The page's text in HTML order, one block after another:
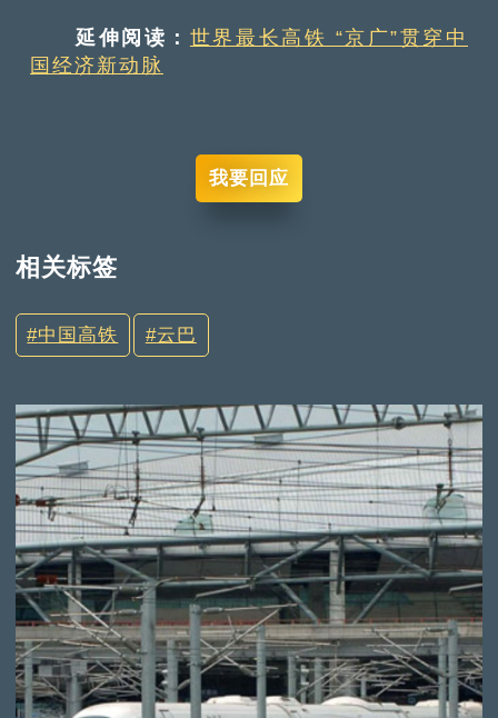
延伸阅读： 世界最长高铁 “京广”贯穿中
国经济新动脉
我要回应
相关标签
中国高铁 云巴